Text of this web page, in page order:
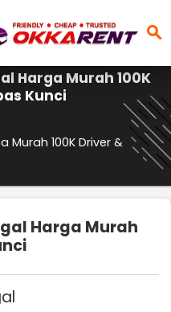
search
Harga Murah 100K
Kunci
Murah 100K Driver &
Harga Murah